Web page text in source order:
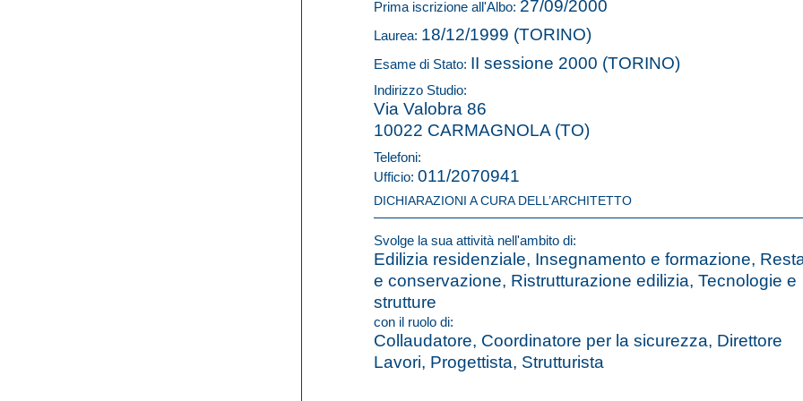
Prima iscrizione all'Albo: 27/09/2000
Laurea: 18/12/1999 (TORINO)
Esame di Stato: II sessione 2000 (TORINO)
Indirizzo Studio:
Via Valobra 86
10022 CARMAGNOLA (TO)
Telefoni:
Ufficio: 011/2070941
DICHIARAZIONI A CURA DELL’ARCHITETTO
Svolge la sua attività nell'ambito di:
Edilizia residenziale, Insegnamento e formazione,
e conservazione, Ristrutturazione edilizia, Tecnologie e
strutture
con il ruolo di:
Collaudatore, Coordinatore per la sicurezza, Direttore
Lavori, Progettista, Strutturista